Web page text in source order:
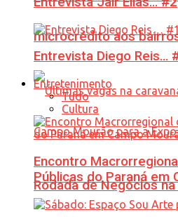
microcrédito aos
Rodada de Negócios
Entrevista Diego Reis…
Entretenimento
Tudo
Cultura
Encontro
Públicas do Paraná em